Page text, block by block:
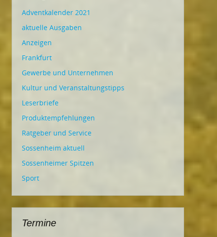
Adventkalender 2021
aktuelle Ausgaben
Anzeigen
Frankfurt
Gewerbe und Unternehmen
Kultur und Veranstaltungstipps
Leserbriefe
Produktempfehlungen
Ratgeber und Service
Sossenheim aktuell
Sossenheimer Spitzen
Sport
Termine